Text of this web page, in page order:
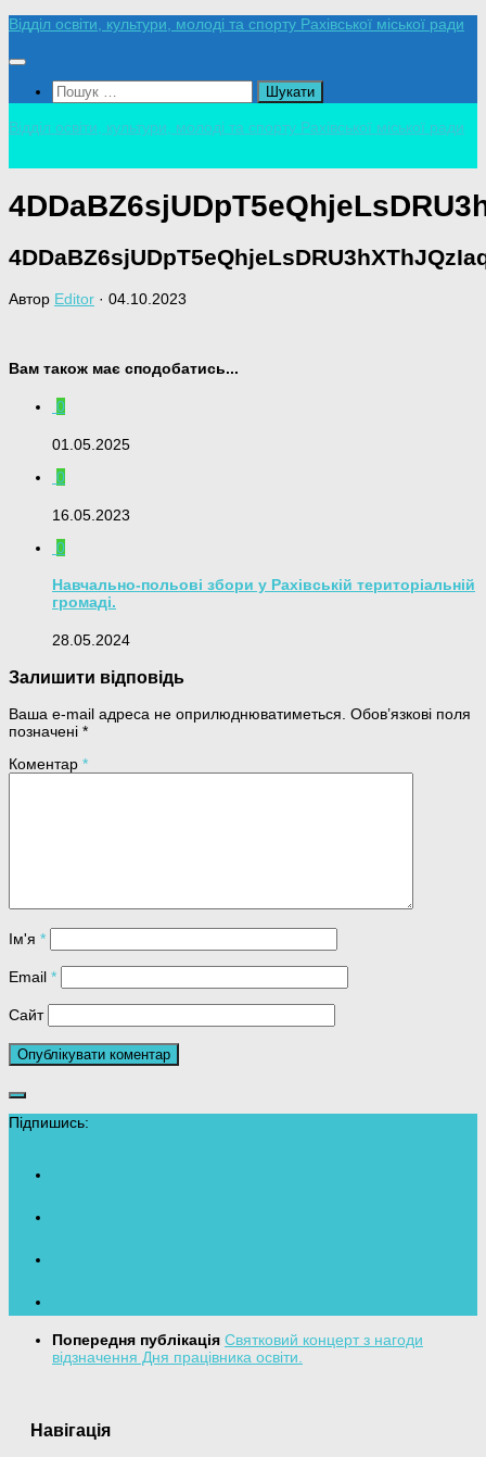
Skip
content
Відділ освіти, культури, молоді та спорту Рахівської міської ради
Пошук:
Відділ освіти, культури, молоді та спорту Рахівської міської ради
Автор Editor · 04.10.2023
Вам також має сподобатись...
0
01.05.2025
0
16.05.2023
0
Навчально-польові збори у Рахівській територіальній
громаді.
28.05.2024
Залишити відповідь
Ваша e-mail адреса не оприлюднюватиметься. Обов’язкові поля
позначені *
Коментар *
Ім'я *
Email *
Сайт
Підпишись:
Попередня публікація Святковий концерт з нагоди
відзначення Дня працівника освіти.
Навігація